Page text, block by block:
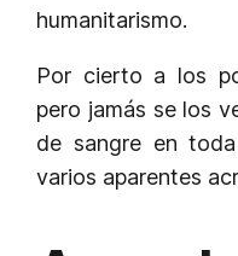
humanitarismo.
Por cierto a los
pero jamás se los
de sangre en
varios aparentes